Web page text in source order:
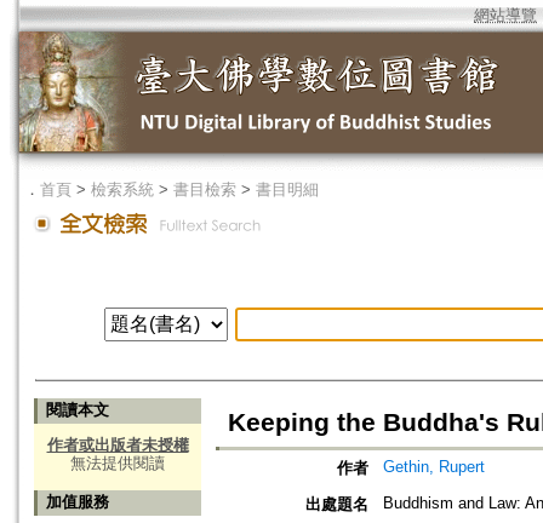
網站導覽
． 首頁 > 檢索系統 > 書目檢索 > 書目明細
閱讀本文
作者或出版者未授權
無法提供閱讀
加值服務
Keeping the Buddha's
作者 Gethin, Rupert
出處題名 Buddhism and Law: